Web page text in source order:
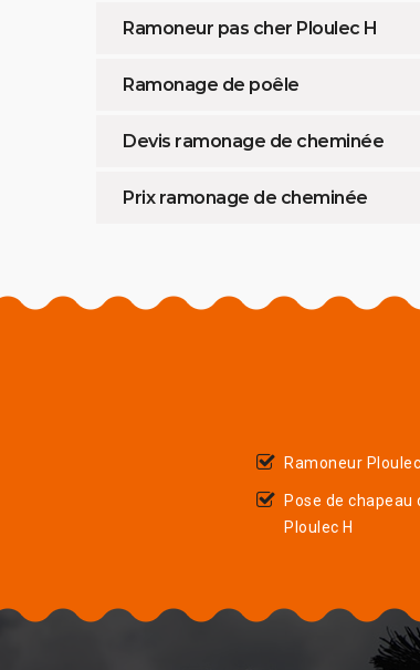
Ramoneur pas cher Ploulec H
Ramonage de poêle
Devis ramonage de cheminée
Prix ramonage de cheminée
Ramoneur
Pose de chapeau
Ploulec H